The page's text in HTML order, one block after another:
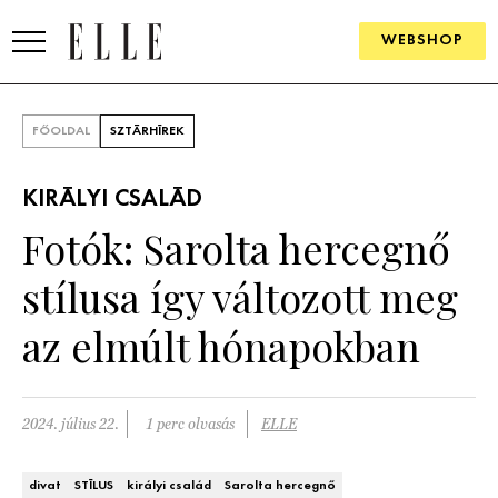
WEBSHOP
SZÉPSÉG
ÉLETMÓD
PÁRKAPCSOLAT
FŐOLDAL SZTÁRHÍREK
KIRÁLYI CSALÁD
Fotók: Sarolta hercegnő
stílusa így változott meg
az elmúlt hónapokban
2024. július 22. 1 perc olvasás ELLE
divat STÍLUS királyi család Sarolta hercegnő